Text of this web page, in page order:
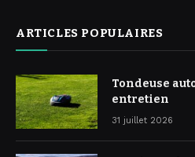
ARTICLES POPULAIRES
Tondeuse
entretien
31 juillet 2026